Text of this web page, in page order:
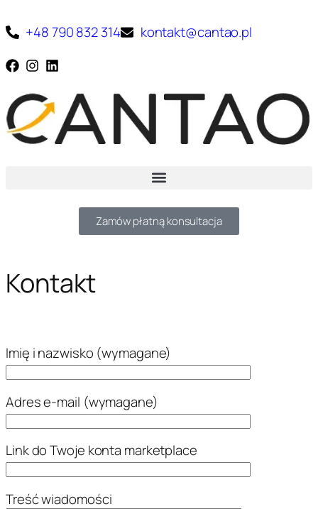
+48 790 832 314 kontakt@cantao.pl
Zamów płatną konsultacja
Kontakt
Imię i nazwisko (wymagane)
Adres e-mail (wymagane)
Link do Twoje konta marketplace
Treść wiadomości